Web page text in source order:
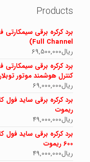
Products
Full Channel)
ریال69,500,000
کنترل هوشمند موتور توبلار
ریال69,000,000
ریموت
ریال49,000,000
برد کرکره برقی ساید فول
600 ریموت
ریال49,000,000